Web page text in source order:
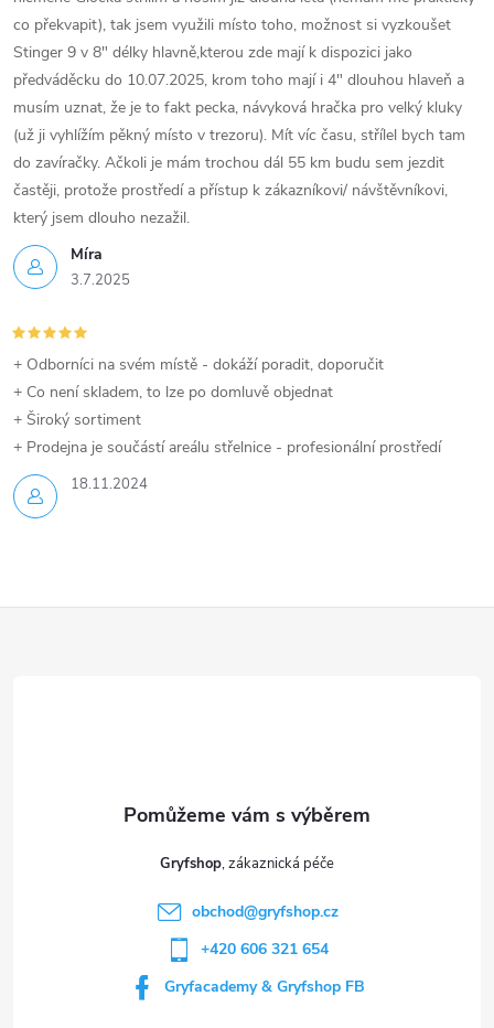
Míra
3.7.2025
co překvapit), tak jsem využili místo toho, možnost si vyzkoušet
Stinger 9 v 8" délky hlavně,kterou zde mají k dispozici jako
předváděcku do 10.07.2025, krom toho mají i 4" dlouhou hlaveň a
musím uznat, že je to fakt pecka, návyková hračka pro velký kluky
(už ji vyhlížím pěkný místo v trezoru). Mít víc času, střílel bych tam
do zavíračky. Ačkoli je mám trochou dál 55 km budu sem jezdit
častěji, protože prostředí a přístup k zákazníkovi/ návštěvníkovi,
který jsem dlouho nezažil.
18.11.2024
+ Odborníci na svém místě - dokáží poradit, doporučit
+ Co není skladem, to lze po domluvě objednat
+ Široký sortiment
+ Prodejna je součástí areálu střelnice - profesionální prostředí
Gryfshop
obchod@gryfshop.cz
+420 606 321 654
Gryfacademy & Gryfshop FB